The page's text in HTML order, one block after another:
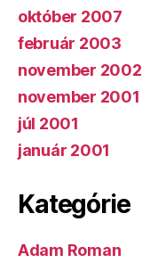
október 2007
február 2003
november 2002
november 2001
júl 2001
január 2001
Kategórie
Adam Roman